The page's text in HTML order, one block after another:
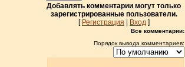
Добавлять комментарии могут только
зарегистрированные пользователи.
[ Регистрация Вход]
Все комментарии:
Порядок вывода комментариев: